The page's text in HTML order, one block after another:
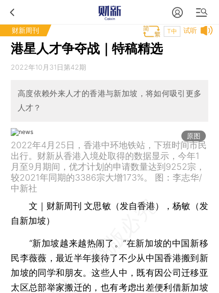
财新周刊 试听
T中
港星人才争夺战｜特稿精选
2022年10月31日第42期
高度依赖外来人才的香港与新加坡，将如何吸引更多
人才？
原图
2022年4月25日，香港中环地铁站，下班时间市民
出行。财新从香港入境处取得的数据显示，今年1
月至9月期间，优才计划的申请数量达到9252宗，
较2021年同期的3386宗大增173%。 图：李志华/
中新社
文｜财新周刊 文思敏（发自香港），杨敏（发
自新加坡）
“新加坡越来越热闹了。”在新加坡的中国新移
民李薇薇，最近半年接待了不少从中国香港搬到新
加坡的同学和朋友。这些人中，既有因公司迁移亚
太区总部举家搬迁的，也有考虑出差便利借新加坡